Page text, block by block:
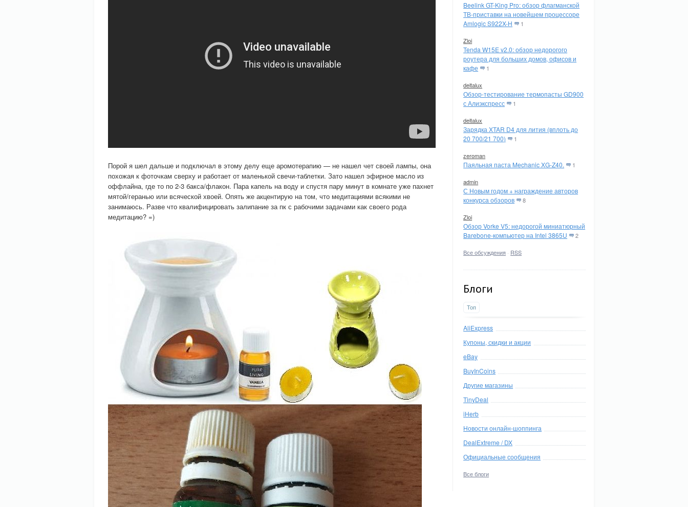
Порой я шел дальше и подключал в этому делу еще аромотерапию — не нашел чет своей лампы, она
похожая к фоточкам сверху и работает от маленькой свечи-таблетки. Зато нашел эфирное масло из
оффлайна, где то по 2-3 бакса/флакон. Пара капель на воду и спустя пару минут в комнате уже пахнет
мятой/геранью или всяческой хвоей. Опять же акцентирую на том, что медитациями всякими не
занимаюсь. Разве что квалифицировать залипание за пк с рабочими задачами как своего рода
медитацию? =)
Beelink GT-King Pro: обзор флагманской
ТВ-приставки на новейшем процессоре
Amlogic S922X-H
1
Zloi
Tenda W15E v2.0: обзор недорогого
роутера для больших домов, офисов и
кафе
1
deltalux
Обзор-тестирование термопасты GD900
с Алиэкспресс
1
deltalux
Зарядка XTAR D4 для лития (вплоть до
20 700/21 700)
1
zeroman
Паяльная паста Mechanic XG-Z40. 1
admin
С Новым годом + награждение авторов
конкурса обзоров
8
Zloi
Обзор Vorke V5: недорогой миниатюрный
Barebone-компьютер на Intel 3865U
2
Все обсуждения · RSS
Блоги
Топ
AliExpress
Купоны, скидки и акции
eBay
BuyInCoins
Другие магазины
TinyDeal
iHerb
Новости онлайн-шоппинга
DealExtreme / DX
Официальные сообщения
Все блоги